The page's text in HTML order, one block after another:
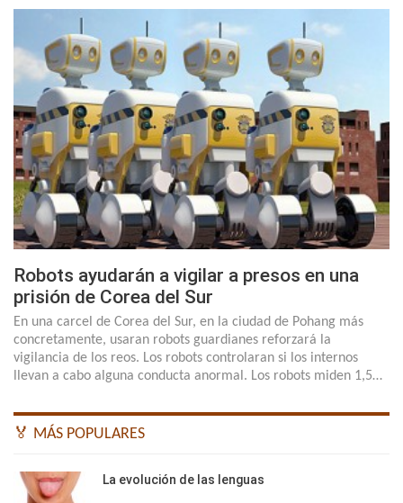
Robots ayudarán a vigilar a presos en una
prisión de Corea del Sur
En una carcel de Corea del Sur, en la ciudad de Pohang más
concretamente, usaran robots guardianes reforzará la
vigilancia de los reos. Los robots controlaran si los internos
llevan a cabo alguna conducta anormal. Los robots miden 1,5…
🏅 MÁS POPULARES
La evolución de las lenguas